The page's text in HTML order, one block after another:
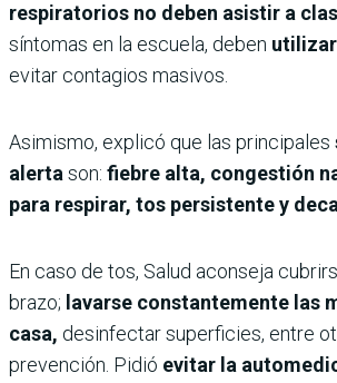
respiratorios no deben asistir a
síntomas en la escuela, deben
evitar contagios masivos.
Asimismo, explicó que las principales
alertason: fiebre alta, congestión
para respirar, tos persistente y
En caso de tos, Salud aconseja
brazo; lavarse constantemente las
casa, desinfectar superficies, entre
prevención. Pidió evitar la